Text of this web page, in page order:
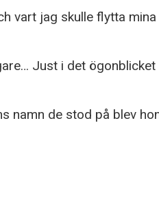
vart jag skulle flytta
Just i det
de stod på blev